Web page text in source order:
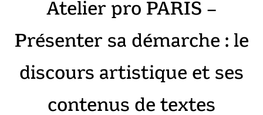
Atelier pro PARIS –
Présenter sa démarche : le
discours artistique et ses
contenus de textes